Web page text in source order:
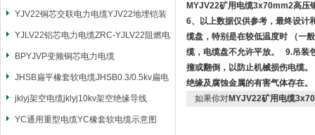
YJV22铜芯交联电力电缆YJV22地埋铠装
电源电缆
YJLV22铝芯电力电缆ZRC-YJLV22阻燃电
力电缆
BPYJVP变频铜芯电力电缆
JHSB扁平橡套软电缆JHSB0.3/0.5kv扁电
缆
jklyj架空电缆jklyj10kv架空绝缘导线
YC通用重型电缆YC橡套软电缆示意图
MYJV22矿用电缆3x70mm2高压
6、以上数据仅供参考，最终设计
缆盘，特别是在较低温度时 （一
缆，电缆盘不允许平放。 9.吊装
撞或翻倒，以防止机械损伤电缆
绝缘及腐蚀金属的有害气体存在
如果你对MYJV22矿用电缆